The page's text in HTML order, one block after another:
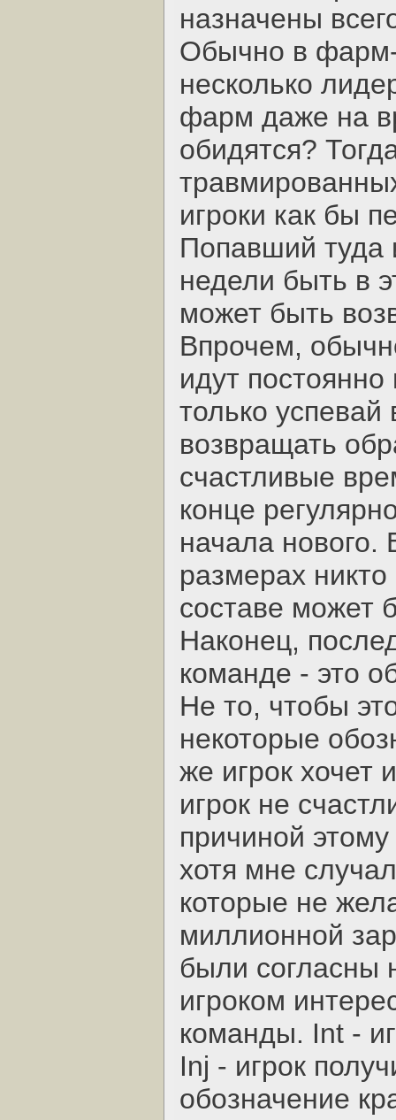
назначены
Обычно в
несколько
фарм даже на
обидятся?
игроки как бы
Попавший туда
недели быть в
может быть
Впрочем,
идут
только успевай
возвращать
счастливые
конце
начала нового.
размерах
составе может
Наконец,
команде - это
Не то, чтобы
некоторые
же игрок хочет
игрок не
причиной
хотя мне
которые не
миллионной
были согласны
игроком
команды. Int -
Inj - игрок
обозначение